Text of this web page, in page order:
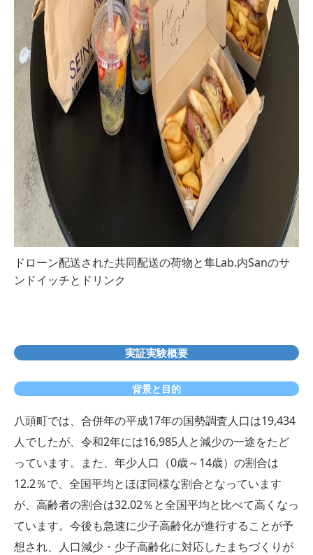
ドローン配送された共同配送の荷物と隼Lab.内Sanのサ
ンドイッチとドリンク
実証実験概要
背景と目的
八頭町では、合併年の平成17年の国勢調査人口は19,434
人でしたが、令和2年には16,985人と減少の一途をたど
っています。また、年少人口（0歳～14歳）の割合は
12.2％で、全国平均とほぼ同様な割合となっています
が、高齢者の割合は32.02％と全国平均と比べて高くなっ
ています。今後も急速に少子高齢化が進行することが予
想され、人口減少・少子高齢化に対応したまちづくりが